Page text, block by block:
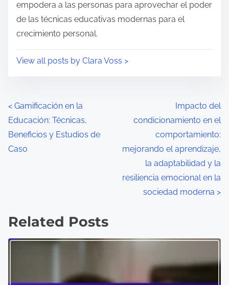
empodera a las personas para aprovechar el poder
de las técnicas educativas modernas para el
crecimiento personal.
View all posts by Clara Voss >
P
o
s
a
< Gamificación en la
Educación: Técnicas,
Beneficios y Estudios de
Caso
Impacto del
condicionamiento en el
comportamiento:
mejorando el aprendizaje,
la adaptabilidad y la
resiliencia emocional en la
sociedad moderna >
Related Posts